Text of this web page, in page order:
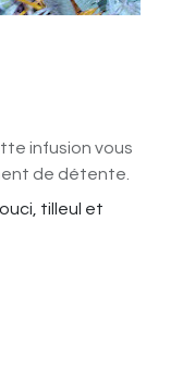
infusion vous
de détente.
tilleul et